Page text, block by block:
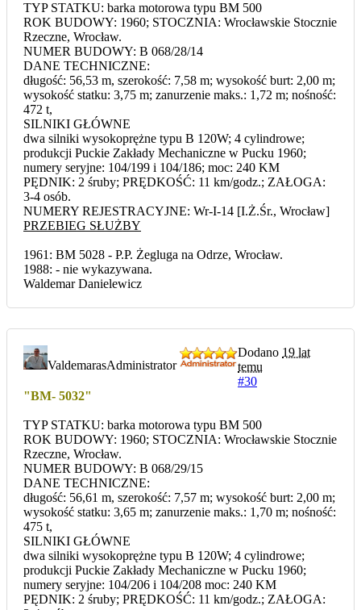
TYP STATKU: barka motorowa typu BM 500
ROK BUDOWY: 1960; STOCZNIA: Wrocławskie Stocznie
Rzeczne, Wrocław.
NUMER BUDOWY: B 068/28/14
DANE TECHNICZNE:
długość: 56,53 m, szerokość: 7,58 m; wysokość burt: 2,00 m;
wysokość statku: 3,75 m; zanurzenie maks.: 1,72 m; nośność:
472 t,
SILNIKI GŁÓWNE
dwa silniki wysokoprężne typu B 120W; 4 cylindrowe;
produkcji Puckie Zakłady Mechaniczne w Pucku 1960;
numery seryjne: 104/199 i 104/186; moc: 240 KM
PĘDNIK: 2 śruby; PRĘDKOŚĆ: 11 km/godz.; ZAŁOGA:
3-4 osób.
NUMERY REJESTRACYJNE: Wr-I-14 [I.Ż.Śr., Wrocław]
PRZEBIEG SŁUŻBY
1961: BM 5028 - P.P. Żegluga na Odrze, Wrocław.
1988: - nie wykazywana.
Waldemar Danielewicz
ValdemarasAdministrator
Dodano 19 lat
temu
#30
"BM- 5032"
TYP STATKU: barka motorowa typu BM 500
ROK BUDOWY: 1960; STOCZNIA: Wrocławskie Stocznie
Rzeczne, Wrocław.
NUMER BUDOWY: B 068/29/15
DANE TECHNICZNE:
długość: 56,61 m, szerokość: 7,57 m; wysokość burt: 2,00 m;
wysokość statku: 3,65 m; zanurzenie maks.: 1,70 m; nośność:
475 t,
SILNIKI GŁÓWNE
dwa silniki wysokoprężne typu B 120W; 4 cylindrowe;
produkcji Puckie Zakłady Mechaniczne w Pucku 1960;
numery seryjne: 104/206 i 104/208 moc: 240 KM
PĘDNIK: 2 śruby; PRĘDKOŚĆ: 11 km/godz.; ZAŁOGA: